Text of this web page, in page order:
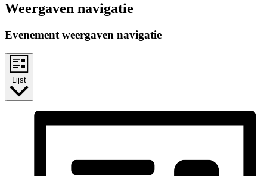
Weergaven navigatie
Evenement weergaven navigatie
Lijst